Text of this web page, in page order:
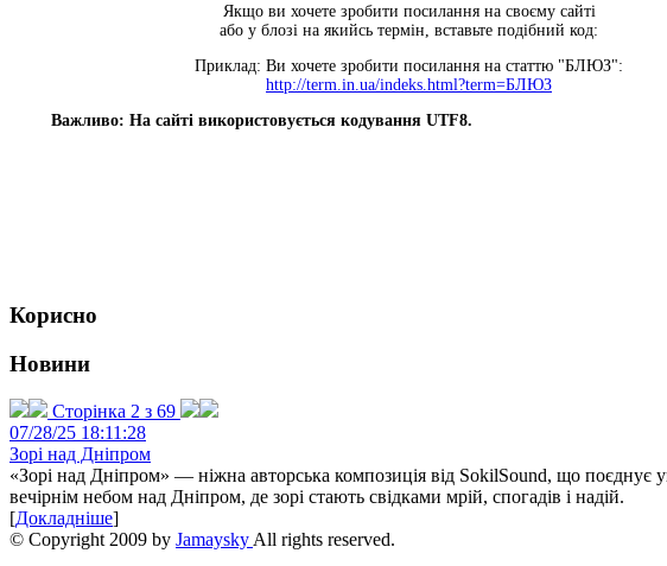
Якщо ви хочете зробити посилання на своєму сайті
або у блозі на якийсь термін, вставьте подібний код:
Приклад: Ви хочете зробити посилання на статтю "БЛЮЗ":
http://term.in.ua/indeks.html?term=БЛЮЗ
Важливо: На сайті використовується кодування UTF8.
Корисно
Новини
Сторінка 2 з 69
07/28/25 18:11:28
Зорі над Дніпром
«Зорі над Дніпром» — ніжна авторська композиція від SokilSound, що
вечірнім небом над Дніпром, де зорі стають свідками мрій, спогадів і надій.
[Докладніше]
© Copyright 2009 by Jamaysky All rights reserved.